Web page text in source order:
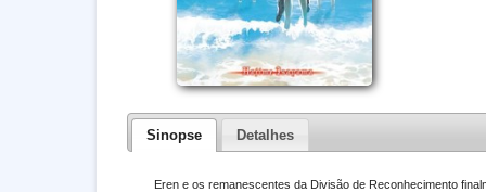
Sinopse Detalhes
Eren e os remanescentes da Divisão de Reconhecimento